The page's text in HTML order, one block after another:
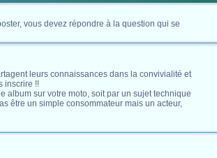
vous devez répondre à la question qui se
leurs connaissances dans la convivialité et
inscrire !!
album sur votre moto, soit par un sujet technique
être un simple consommateur mais un acteur,